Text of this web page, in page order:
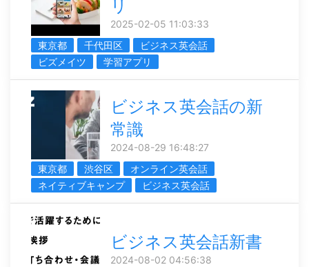
リ
2025-02-05 11:03:33
東京都
千代田区
ビジネス英会話
ビズメイツ
学習アプリ
ビジネス英会話の新
常識
2024-08-29 16:48:27
東京都
渋谷区
オンライン英会話
ネイティブキャンプ
ビジネス英会話
ビジネス英会話新書
2024-08-02 04:56:38